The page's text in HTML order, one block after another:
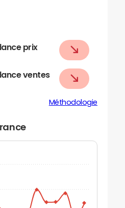
prix
ventes
Méthodologie